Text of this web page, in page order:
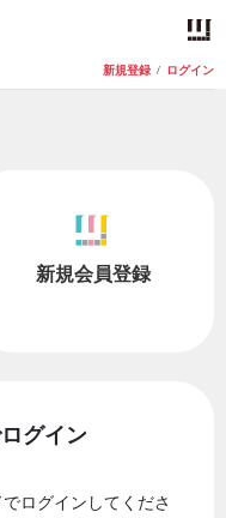
新規登録 / ログイン
新規会員登録
グイン
ログインしてくださ